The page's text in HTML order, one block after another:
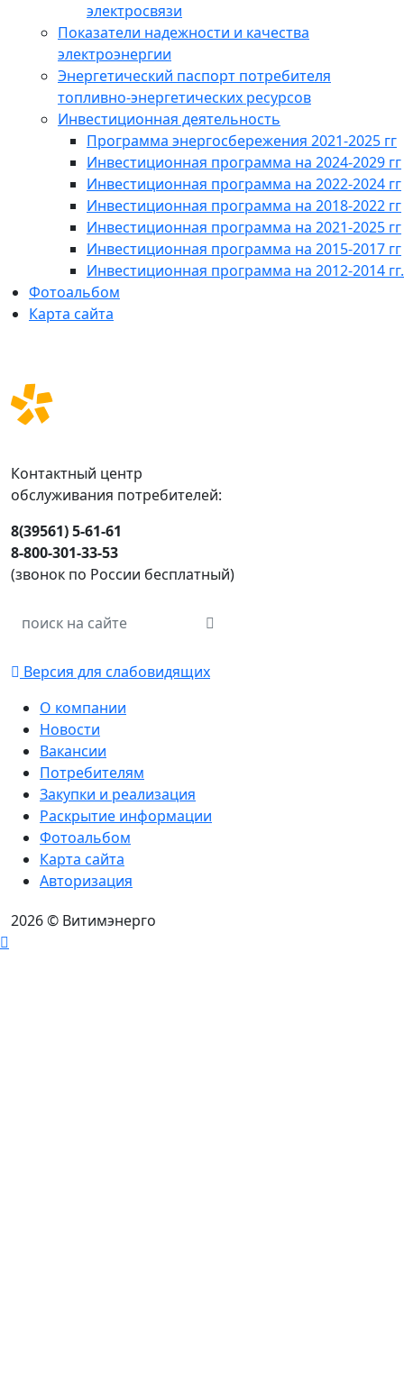
электросвязи
Показатели надежности и качества
электроэнергии
Энергетический паспорт потребителя
топливно-энергетических ресурсов
Инвестиционная деятельность
Программа энергосбережения 2021-2025 гг
Инвестиционная программа на 2024-2029 гг
Инвестиционная программа на 2022-2024 гг
Инвестиционная программа на 2018-2022 гг
Инвестиционная программа на 2021-2025 гг
Инвестиционная программа на 2015-2017 гг
Инвестиционная программа на 2012-2014 гг.
Фотоальбом
Карта сайта
Контактный центр
обслуживания потребителей:
8(39561) 5-61-61
8-800-301-33-53
(звонок по России бесплатный)
Версия для слабовидящих
О компании
Новости
Вакансии
Потребителям
Закупки и реализация
Раскрытие информации
Фотоальбом
Карта сайта
Авторизация
2026© Витимэнерго